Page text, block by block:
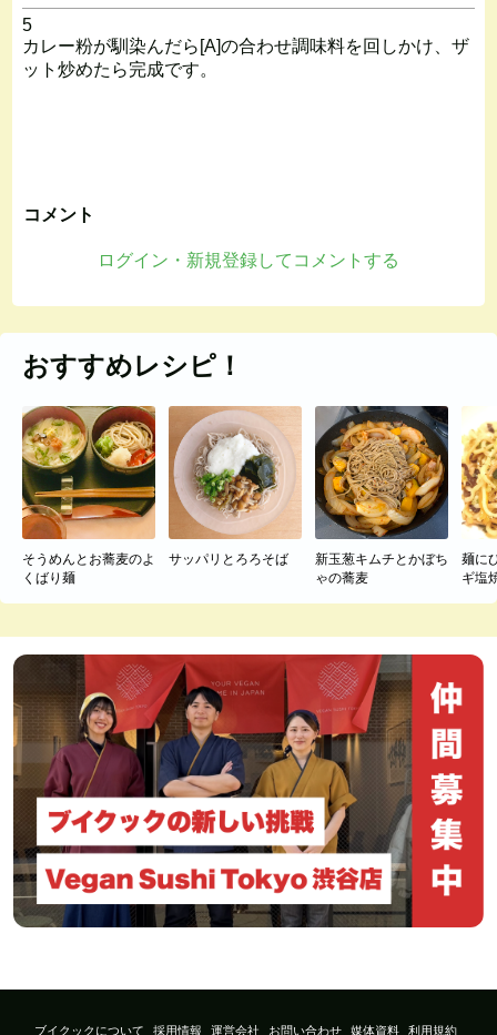
5
カレー粉が馴染んだら[A]の合わせ調味料を回しかけ、ザ
ット炒めたら完成です。
コメント
ログイン・新規登録してコメントする
おすすめレシピ！
そうめんとお蕎麦のよ
くばり麺
サッパリとろろそば
新玉葱キムチとかぼち
ゃの蕎麦
麺に
ギ塩
ブイクックについて 採用情報 運営会社 お問い合わせ 媒体資料 利用規約